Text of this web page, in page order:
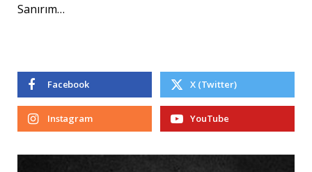
Sanırım…
Facebook X (Twitter)
Instagram YouTube